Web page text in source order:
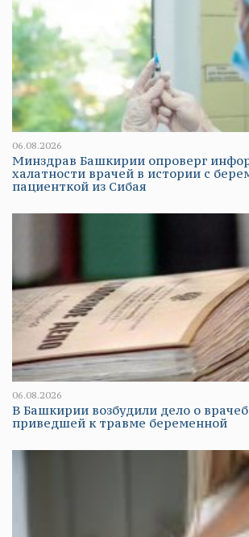
06.08.2026
Минздрав Башкирии опроверг
халатности врачей в истории с
пациенткой из Сибая
06.08.2026
В Башкирии возбудили дело о
приведшей к травме беременной